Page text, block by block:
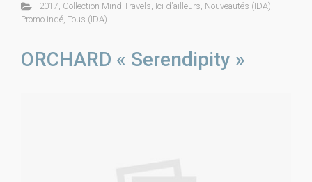
2017, Collection Mind Travels, Ici d'ailleurs, Nouveautés (IDA),
Promo indé, Tous (IDA)
ORCHARD « Serendipity »